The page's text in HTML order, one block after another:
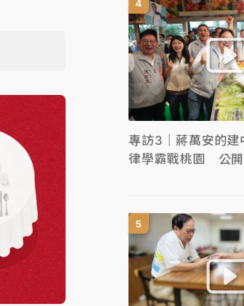
專訪3｜蔣萬安的
律學霸戰桃園 公